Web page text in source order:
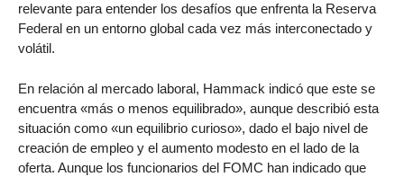
relevante para entender los desafíos que enfrenta la Reserva
Federal en un entorno global cada vez más interconectado y
volátil.
En relación al mercado laboral, Hammack indicó que este se
encuentra «más o menos equilibrado», aunque describió esta
situación como «un equilibrio curioso», dado el bajo nivel de
creación de empleo y el aumento modesto en el lado de la
oferta. Aunque los funcionarios del FOMC han indicado que